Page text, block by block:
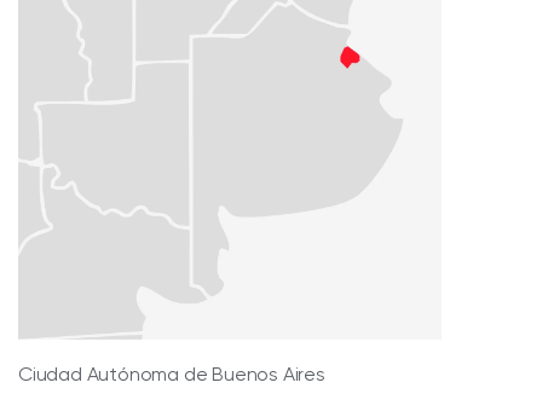
Ciudad Autónoma de Buenos Aires